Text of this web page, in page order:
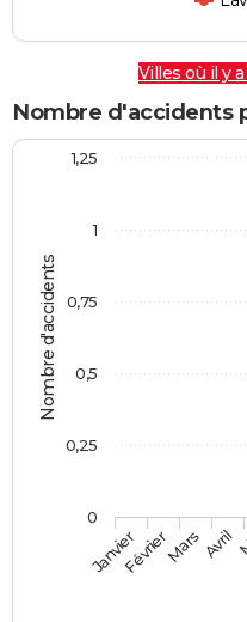
Villes où il y
Nombre d'accidents
Nombre d'accidents
JanvierFévrierMars Avril
0
1
0,25
0,5
0,75
1,25